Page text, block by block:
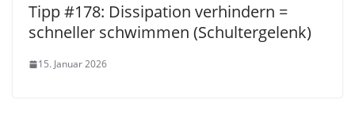
Tipp #178: Dissipation verhindern =
schneller schwimmen (Schultergelenk)
15. Januar 2026